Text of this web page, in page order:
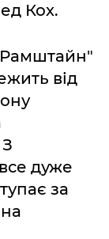
Кох.
від
дуже
за